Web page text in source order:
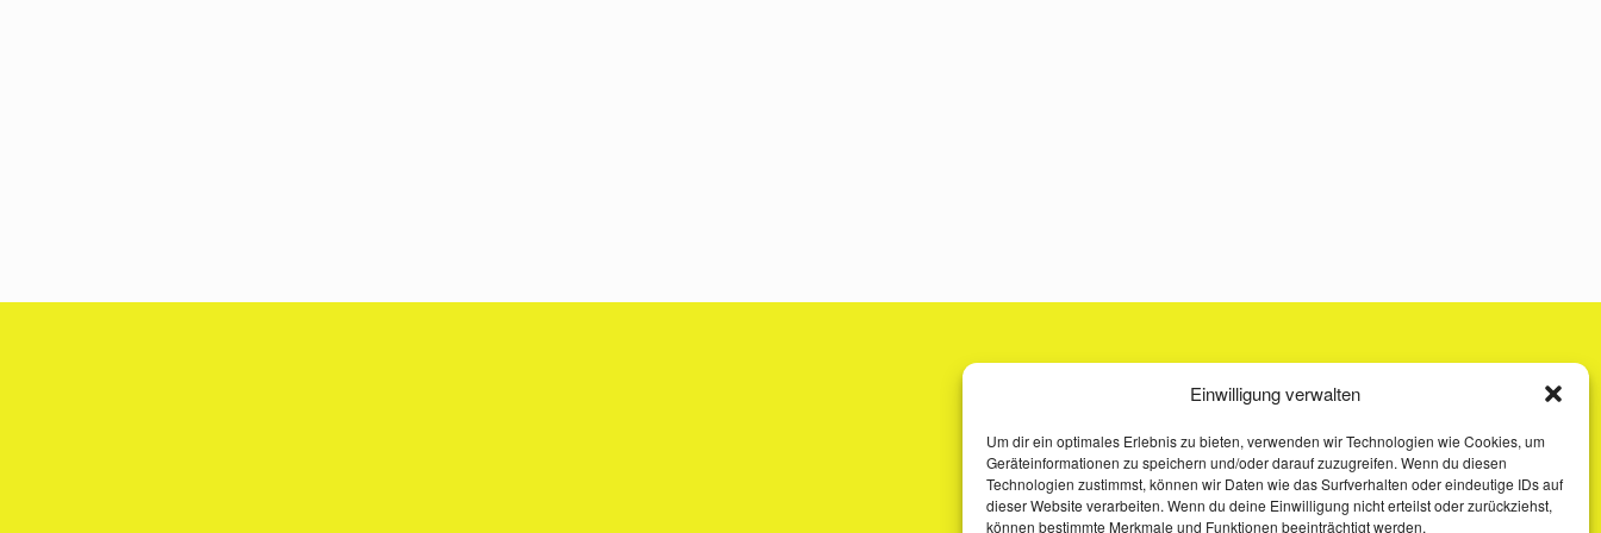
Einwilligung verwalten
Um dir ein optimales Erlebnis zu bieten, verwenden wir Technologien wie Cookies, um
Geräteinformationen zu speichern und/oder darauf zuzugreifen. Wenn du diesen
Technologien zustimmst, können wir Daten wie das Surfverhalten oder eindeutige IDs auf
dieser Website verarbeiten. Wenn du deine Einwilligung nicht erteilst oder zurückziehst,
können bestimmte Merkmale und Funktionen beeinträchtigt werden.